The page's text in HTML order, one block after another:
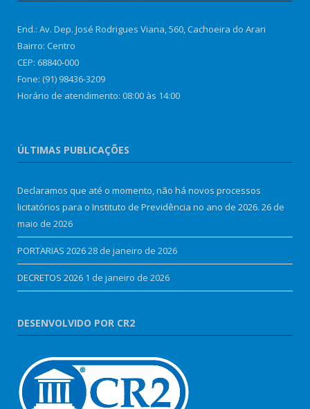
End.: Av. Dep. José Rodrigues Viana, 560, Cachoeira do Arari
Bairro: Centro
CEP: 68840-000
Fone: (91) 98436-3209
Horário de atendimento: 08:00 às 14:00
ÚLTIMAS PUBLICAÇÕES
Declaramos que até o momento, não há novos processos
licitatórios para o Instituto de Previdência no ano de 2026. 26 de
maio de 2026
PORTARIAS 202628 de janeiro de 2026
DECRETOS 2026 1 de janeiro de 2026
DESENVOLVIDO POR CR2